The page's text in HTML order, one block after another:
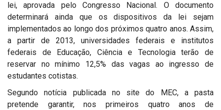
lei, aprovada pelo Congresso Nacional. O documento
determinará ainda que os dispositivos da lei sejam
implementados ao longo dos próximos quatro anos. Assim,
a partir de 2013, universidades federais e institutos
federais de Educação, Ciência e Tecnologia terão de
reservar no mínimo 12,5% das vagas ao ingresso de
estudantes cotistas.
Segundo notícia publicada no site do MEC, a pasta
pretende garantir, nos primeiros quatro anos de